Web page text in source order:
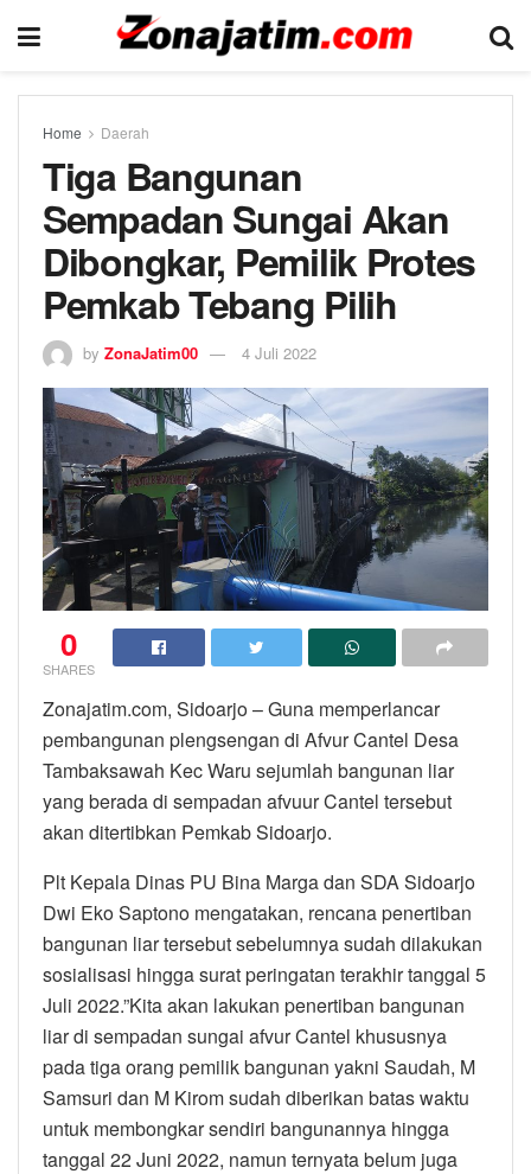
Home Daerah
Tiga Bangunan
Sempadan Sungai Akan
Dibongkar, Pemilik Protes
Pemkab Tebang Pilih
by ZonaJatim00 4 Juli 2022
0
SHARES
Zonajatim.com, Sidoarjo – Guna memperlancar
pembangunan plengsengan di Afvur Cantel Desa
Tambaksawah Kec Waru sejumlah bangunan liar
yang berada di sempadan afvuur Cantel tersebut
akan ditertibkan Pemkab Sidoarjo.
Plt Kepala Dinas PU Bina Marga dan SDA Sidoarjo
Dwi Eko Saptono mengatakan, rencana penertiban
bangunan liar tersebut sebelumnya sudah dilakukan
sosialisasi hingga surat peringatan terakhir tanggal 5
Juli 2022.”Kita akan lakukan penertiban bangunan
liar di sempadan sungai afvur Cantel khususnya
pada tiga orang pemilik bangunan yakni Saudah, M
Samsuri dan M Kirom sudah diberikan batas waktu
untuk membongkar sendiri bangunannya hingga
tanggal 22 Juni 2022, namun ternyata belum juga